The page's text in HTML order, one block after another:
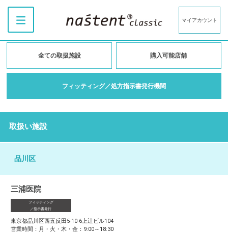
マイアカウント
全ての取扱施設 購入可能店舗
フィッティング／処方指示書発行機関
取扱い施設
品川区
三浦医院
フィッティング
／指示書発行
東京都品川区西五反田5-10-6上辻ビル104
営業時間：月・火・木・金：9:00～18:30